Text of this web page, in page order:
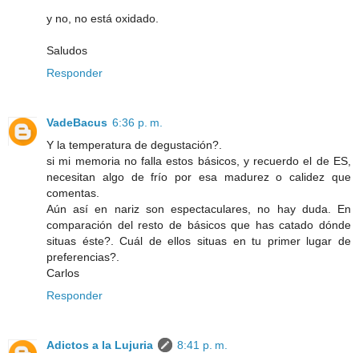
y no, no está oxidado.
Saludos
Responder
VadeBacus 6:36 p. m.
Y la temperatura de degustación?.
si mi memoria no falla estos básicos, y recuerdo el de ES,
necesitan algo de frío por esa madurez o calidez que
comentas.
Aún así en nariz son espectaculares, no hay duda. En
comparación del resto de básicos que has catado dónde
situas éste?. Cuál de ellos situas en tu primer lugar de
preferencias?.
Carlos
Responder
Adictos a la Lujuria
8:41 p. m.